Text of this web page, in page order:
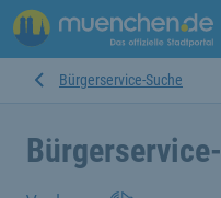
Bürgerservice-Suche